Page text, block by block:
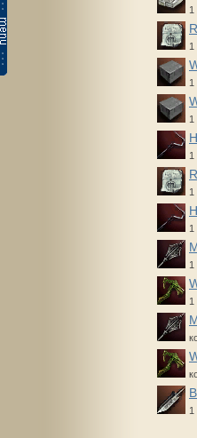
1
1
1
1
1
1
1
1
1
1